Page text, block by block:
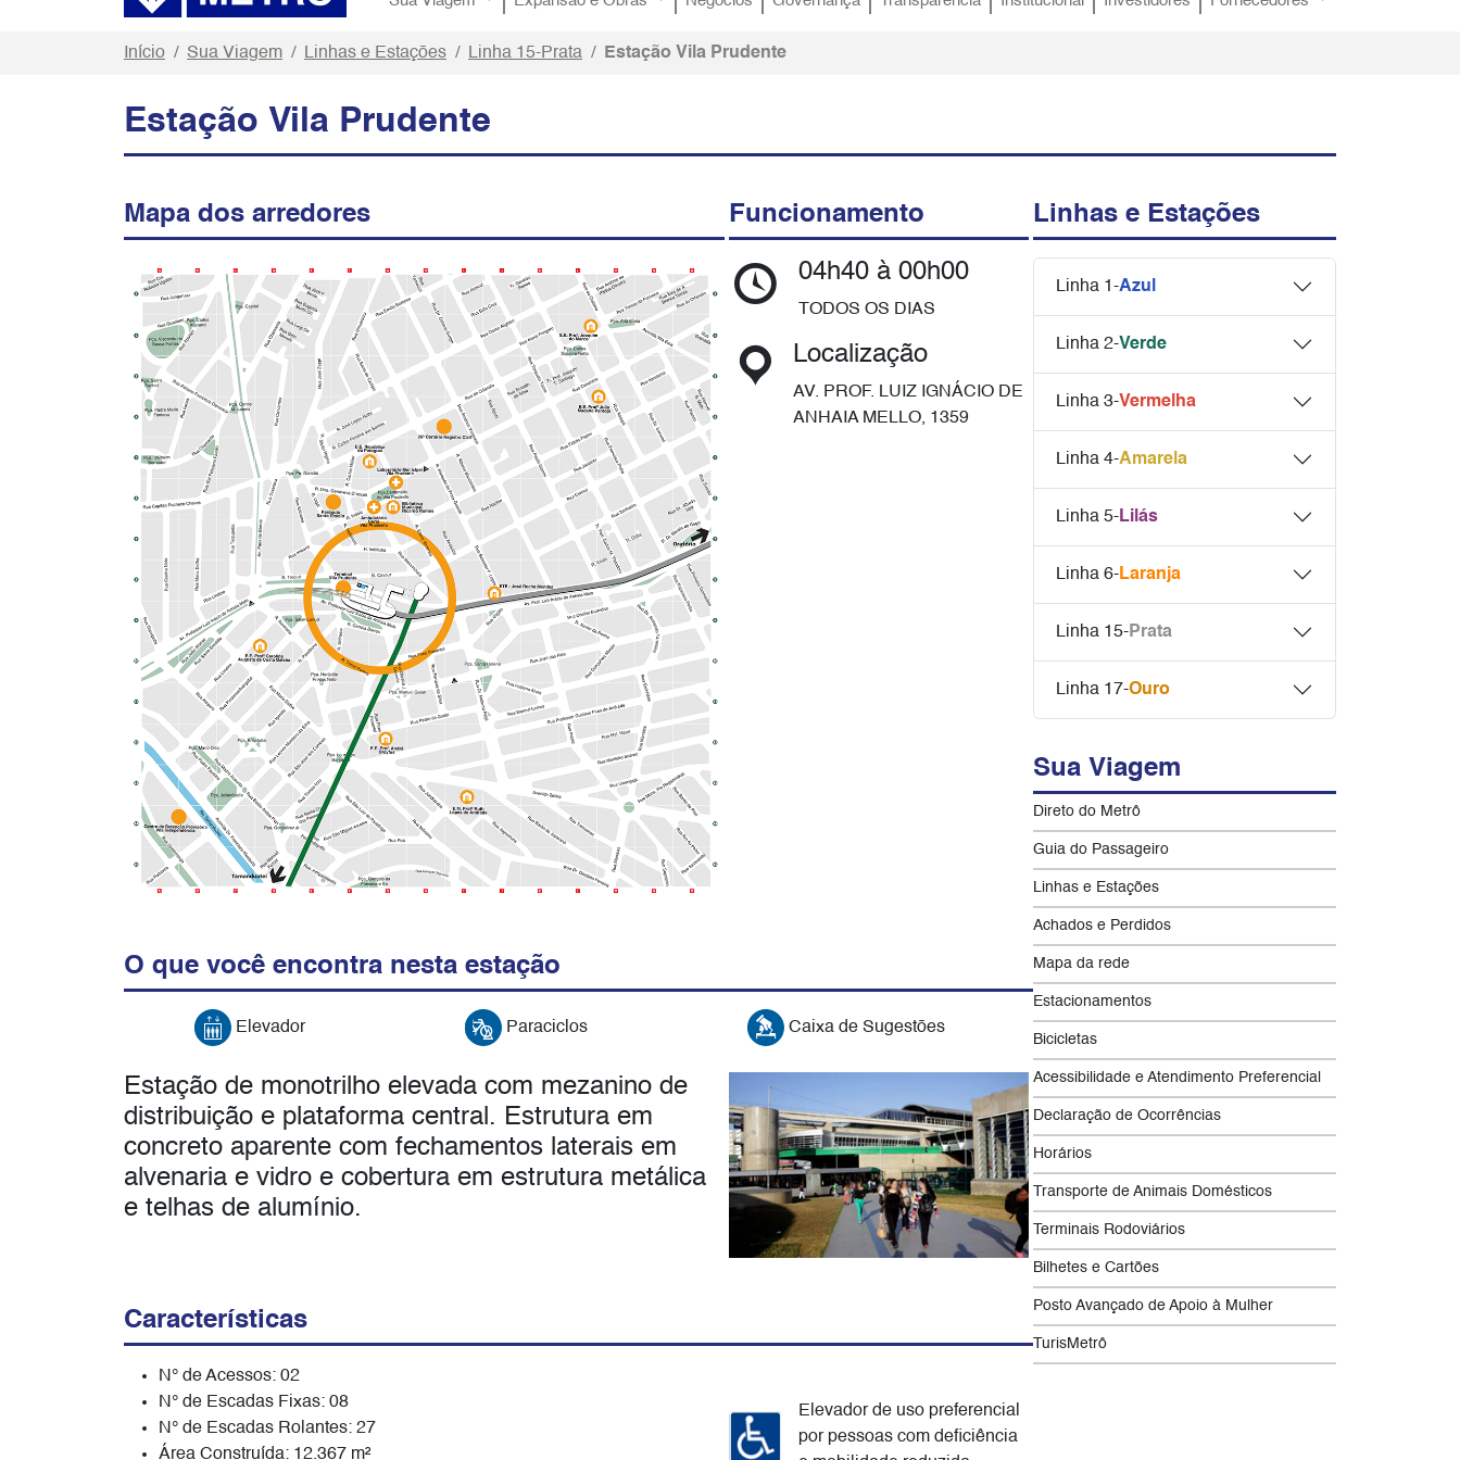
Início Sua Viagem Linhas e Estações Linha 15-Prata Estação Vila Prudente
Estação Vila Prudente
Mapa dos arredores Funcionamento
04h40 à 00h00
TODOS OS DIAS
Localização
AV. PROF. LUIZ IGNÁCIO DE
ANHAIA MELLO, 1359
O que você encontra nesta estação
Elevador Paraciclos Caixa de Sugestões
Estação de monotrilho elevada com mezanino de
distribuição e plataforma central. Estrutura em
concreto aparente com fechamentos laterais em
alvenaria e vidro e cobertura em estrutura metálica
e telhas de alumínio.
Características
N° de Acessos: 02
N° de Escadas Fixas: 08
N° de Escadas Rolantes: 27
Área Construída: 12.367 m²
Elevador de uso preferencial
por pessoas com deficiência
Linhas e Estações
Linha 1-Azul
Linha 2-Verde
Linha 3-Vermelha
Linha 4-Amarela
Linha 5-Lilás
Linha 6-Laranja
Linha 15-Prata
Linha 17-Ouro
Sua Viagem
Direto do Metrô
Guia do Passageiro
Linhas e Estações
Achados e Perdidos
Mapa da rede
Estacionamentos
Bicicletas
Acessibilidade e Atendimento Preferencial
Declaração de Ocorrências
Horários
Transporte de Animais Domésticos
Terminais Rodoviários
Bilhetes e Cartões
Posto Avançado de Apoio à Mulher
TurisMetrô